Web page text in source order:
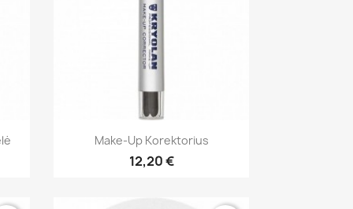
Greita peržiūra
Make-Up Korektorius
12,20 €